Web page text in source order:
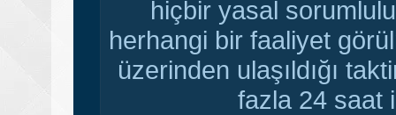
hiçbir yasal
herhangi bir faaliyet
üzerinden ulaşıldığı
fazla 24 saat